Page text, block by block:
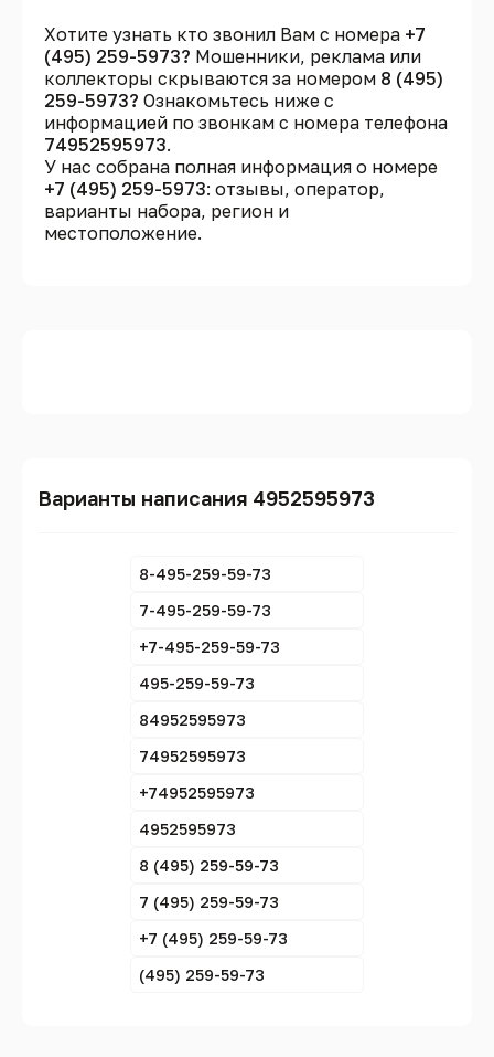
Хотите узнать кто звонил Вам с номера +7
(495) 259-5973? Мошенники, реклама или
коллекторы скрываются за номером 8 (495)
259-5973? Ознакомьтесь ниже с
информацией по звонкам с номера телефона
74952595973.
У нас собрана полная информация о номере
+7 (495) 259-5973: отзывы, оператор,
варианты набора, регион и
местоположение.
Варианты написания 4952595973
8-495-259-59-73
7-495-259-59-73
+7-495-259-59-73
495-259-59-73
84952595973
74952595973
+74952595973
4952595973
8 (495) 259-59-73
7 (495) 259-59-73
+7 (495) 259-59-73
(495) 259-59-73